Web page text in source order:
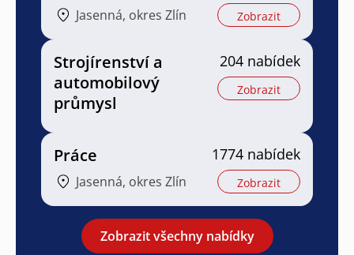
Jasenná, okres Zlín Zobrazit
Strojírenství a
automobilový
průmysl
204 nabídek
Zobrazit
Práce
Jasenná, okres Zlín
1774 nabídek
Zobrazit
Zobrazit všechny nabídky